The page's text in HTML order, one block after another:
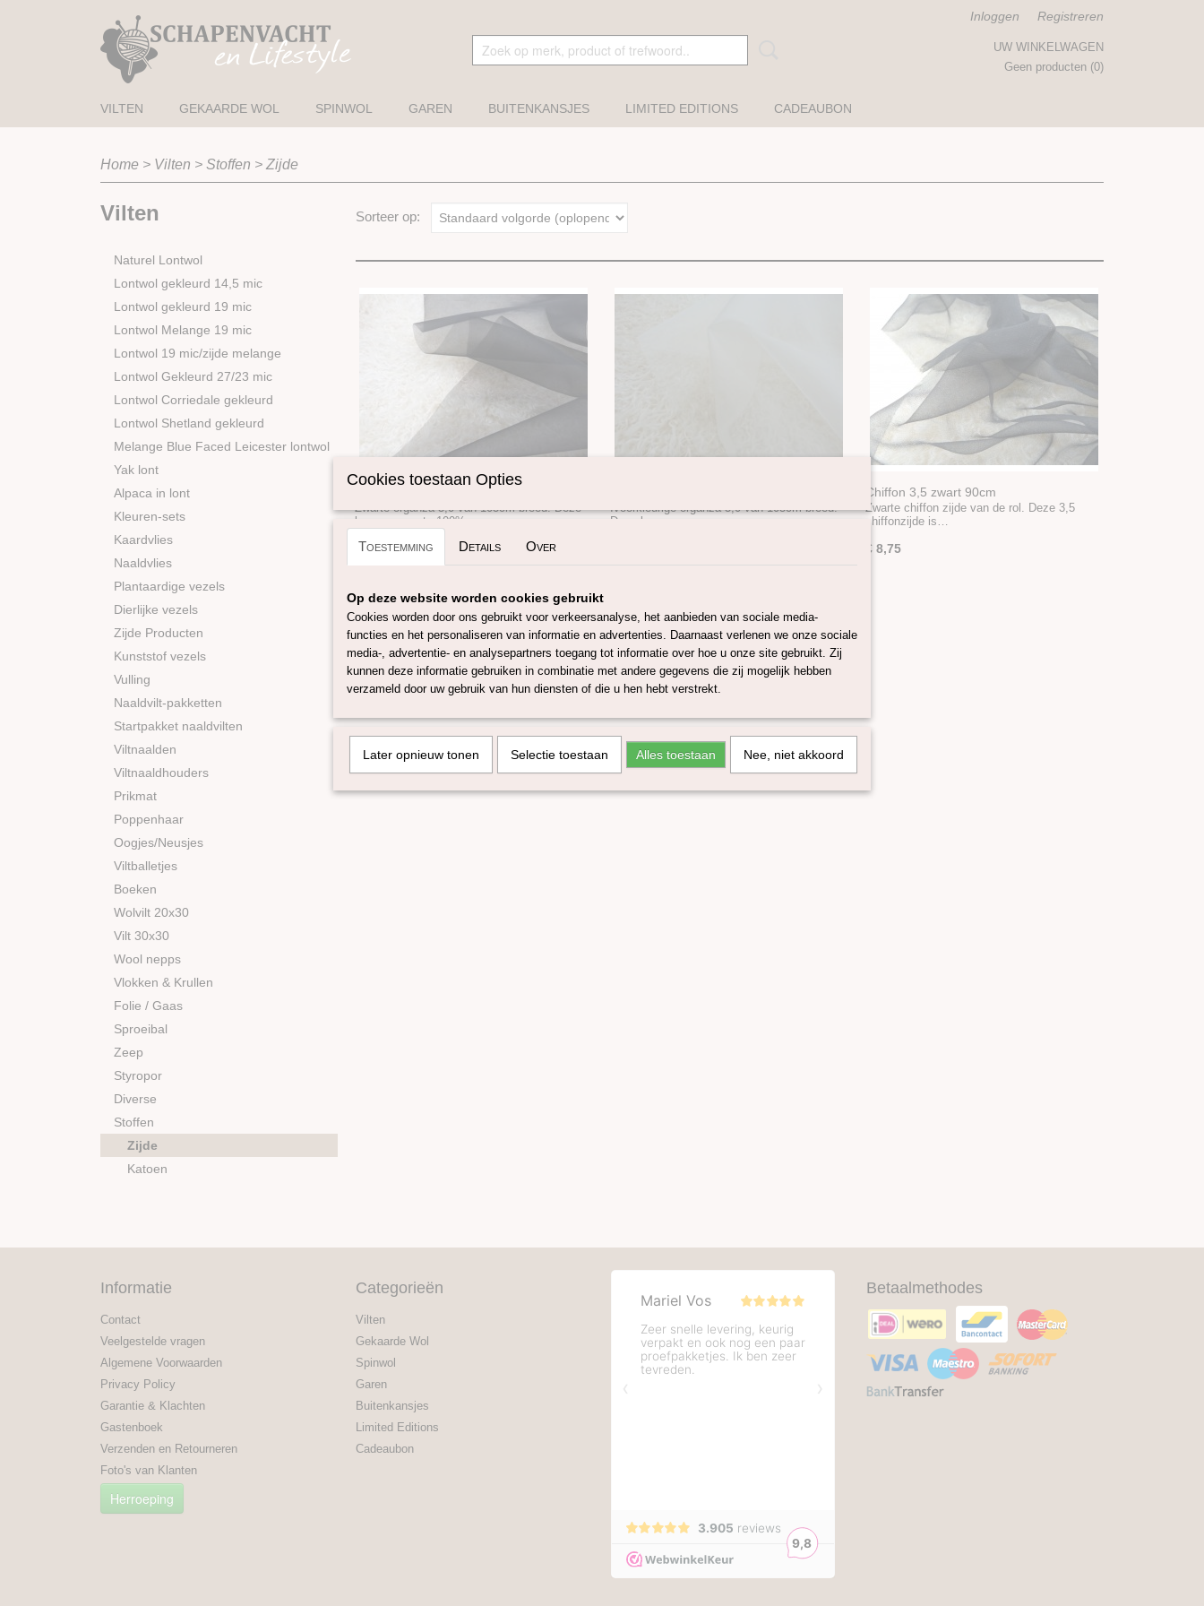
Inloggen Registreren
UW WINKELWAGEN
Geen producten (0)
VILTEN GEKAARDE WOL SPINWOL GAREN BUITENKANSJES LIMITED EDITIONS CADEAUBON
Home > Vilten > Stoffen > Zijde
Vilten
Naturel Lontwol
Lontwol gekleurd 14,5 mic
Lontwol gekleurd 19 mic
Lontwol Melange 19 mic
Lontwol 19 mic/zijde melange
Lontwol Gekleurd 27/23 mic
Lontwol Corriedale gekleurd
Lontwol Shetland gekleurd
Melange Blue Faced Leicester lontwol
Yak lont
Alpaca in lont
Kleuren-sets
Kaardvlies
Naaldvlies
Plantaardige vezels
Dierlijke vezels
Zijde Producten
Kunststof vezels
Vulling
Naaldvilt-pakketten
Startpakket naaldvilten
Viltnaalden
Viltnaaldhouders
Prikmat
Poppenhaar
Oogjes/Neusjes
Viltballetjes
Boeken
Wolvilt 20x30
Vilt 30x30
Wool nepps
Vlokken & Krullen
Folie / Gaas
Sproeibal
Zeep
Styropor
Diverse
Stoffen
Zijde
Katoen
Sorteer op:
Organza 5.0 105 cm zwart
Zwarte organza 5,0 van 105cm breed. Deze
luxueze zwarte 100%…
€ 15,25
Ivoorkleurige organza 5,0 van 105cm breed.
Deze luxueze…
Chiffon 3,5 zwart 90cm
Zwarte chiffon zijde van de rol. Deze 3,5
chiffonzijde is…
€ 8,75
Informatie
Contact
Veelgestelde vragen
Algemene Voorwaarden
Privacy Policy
Garantie & Klachten
Gastenboek
Verzenden en Retourneren
Foto's van Klanten
Herroeping
Categorieën
Vilten
Gekaarde Wol
Spinwol
Garen
Buitenkansjes
Limited Editions
Cadeaubon
Betaalmethodes
Cookies toestaan Opties
Toestemming Details Over
Op deze website worden cookies gebruikt
Cookies worden door ons gebruikt voor verkeersanalyse, het aanbieden van sociale media-
functies en het personaliseren van informatie en advertenties. Daarnaast verlenen we onze sociale
media-, advertentie- en analysepartners toegang tot informatie over hoe u onze site gebruikt. Zij
kunnen deze informatie gebruiken in combinatie met andere gegevens die zij mogelijk hebben
verzameld door uw gebruik van hun diensten of die u hen hebt verstrekt.
Later opnieuw tonen Selectie toestaan Alles toestaan Nee, niet akkoord